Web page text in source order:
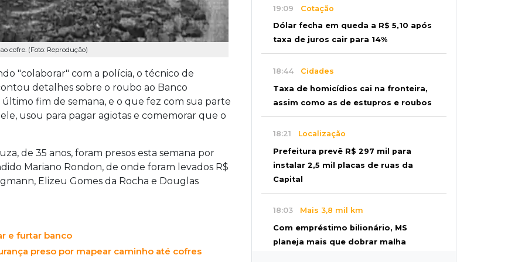
cofre. (Foto: Reprodução)
"colaborar" com a polícia, o técnico de
detalhes sobre o roubo ao Banco
fim de semana, e o que fez com sua parte
usou para pagar agiotas e comemorar que o
de 35 anos, foram presos esta semana por
Mariano Rondon, de onde foram levados R$
Elizeu Gomes da Rocha e Douglas
e furtar banco
preso por mapear caminho até cofres
19:09 Cotação
Dólar fecha em queda a R$ 5,10 após
taxa de juros cair para 14%
18:44 Cidades
Taxa de homicídios cai na fronteira,
assim como as de estupros e roubos
18:21 Localização
Prefeitura prevê R$ 297 mil para
instalar 2,5 mil placas de ruas da
Capital
18:03 Mais 3,8 mil km
Com empréstimo bilionário, MS
planeja mais que dobrar malha